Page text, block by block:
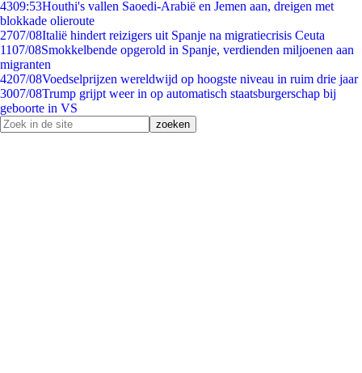
4309:53Houthi's vallen Saoedi-Arabië en Jemen aan, dreigen met
blokkade olieroute
2707/08Italië hindert reizigers uit Spanje na migratiecrisis Ceuta
1107/08Smokkelbende opgerold in Spanje, verdienden miljoenen aan
migranten
4207/08Voedselprijzen wereldwijd op hoogste niveau in ruim drie jaar
3007/08Trump grijpt weer in op automatisch staatsburgerschap bij
geboorte in VS